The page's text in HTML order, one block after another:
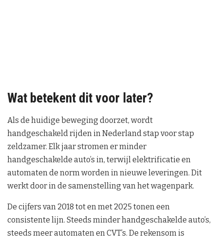
Wat betekent dit voor later?
Als de huidige beweging doorzet, wordt
handgeschakeld rijden in Nederland stap voor stap
zeldzamer. Elk jaar stromen er minder
handgeschakelde auto’s in, terwijl elektrificatie en
automaten de norm worden in nieuwe leveringen. Dit
werkt door in de samenstelling van het wagenpark.
De cijfers van 2018 tot en met 2025 tonen een
consistente lijn. Steeds minder handgeschakelde auto’s,
steeds meer automaten en CVT’s. De rekensom is